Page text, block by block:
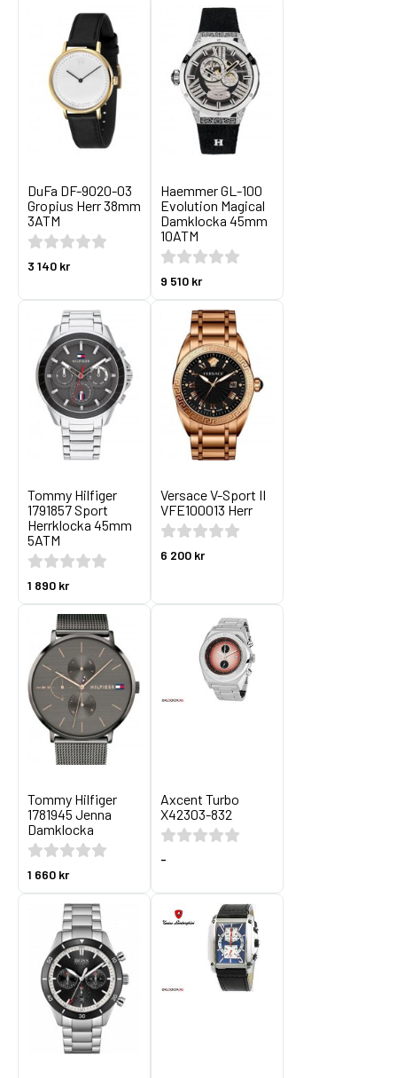
DuFa DF-9020-03
Gropius Herr 38mm
3ATM
3 140 kr
Haemmer GL-100
Evolution Magical
Damklocka 45mm
10ATM
9 510 kr
Tommy Hilfiger
1791857 Sport
Herrklocka 45mm
5ATM
1 890 kr
Versace V-Sport II
VFE100013 Herr
6 200 kr
Tommy Hilfiger
1781945 Jenna
Damklocka
1 660 kr
Axcent Turbo
X42303-832
-